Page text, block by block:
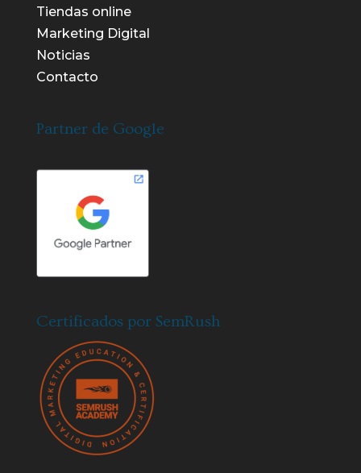
Tiendas online
Marketing Digital
Noticias
Contacto
Partner de Google
Certificados por SemRush